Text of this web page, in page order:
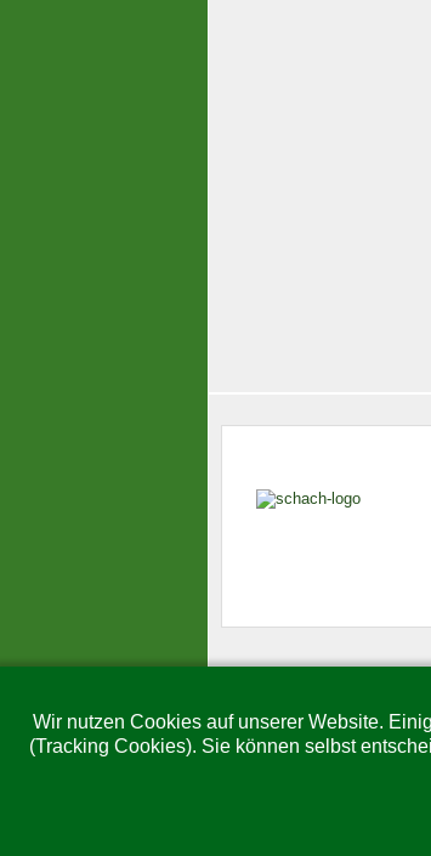
Wir nutzen Cookies auf unserer Website.
(Tracking Cookies). Sie können selbst